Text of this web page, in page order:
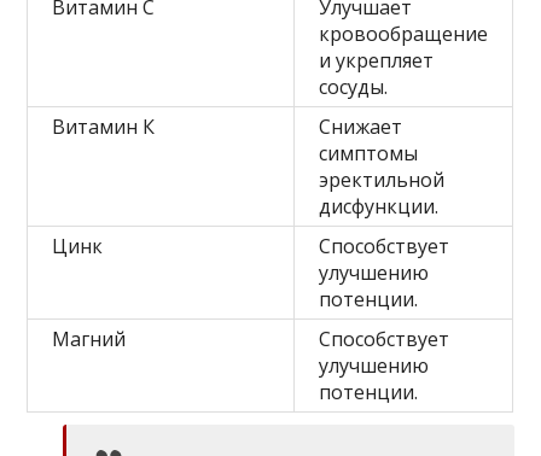
Витамин С
Улучшает
кровообращение
и укрепляет
сосуды.
Витамин К
Снижает
симптомы
эректильной
дисфункции.
Цинк
Способствует
улучшению
потенции.
Магний
Способствует
улучшению
потенции.